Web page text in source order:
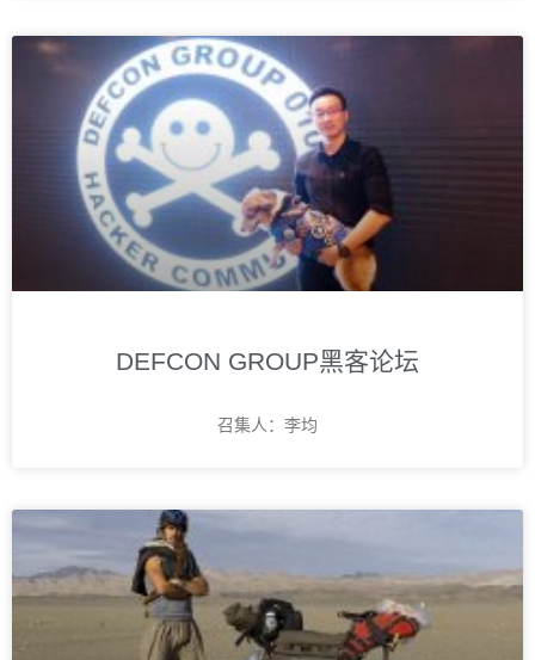
DEFCON GROUP黑客论坛
召集人：李均